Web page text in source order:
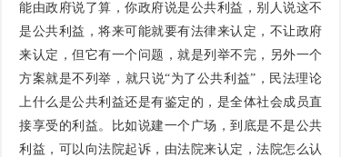
能由政府说了算，你政府说是公共利益，别人说这不
是公共利益，将来可能就要有法律来认定，不让政府
来认定，但它有一个问题，就是列举不完，另外一个
方案就是不列举，就只说“为了公共利益”，民法理论
上什么是公共利益还是有鉴定的，是全体社会成员直
接享受的利益。比如说建一个广场，到底是不是公共
利益，可以向法院起诉，由法院来认定，法院怎么认